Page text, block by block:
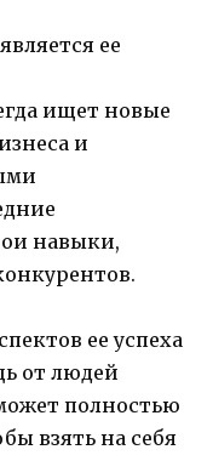
ее
ищет новые
и
навыки,
ее успеха
от людей
полностью
взять на себя